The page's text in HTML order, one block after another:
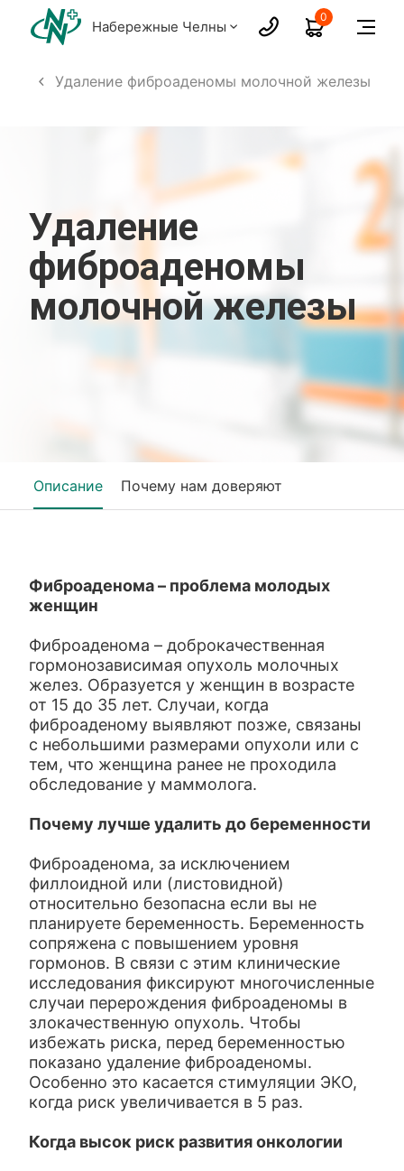
Набережные Челны
0
Удаление фиброаденомы молочной железы
Удаление
фиброаденомы
молочной железы
Описание Почему нам доверяют
Фиброаденома – проблема молодых
женщин
Фиброаденома – доброкачественная
гормонозависимая опухоль молочных
желез. Образуется у женщин в возрасте
от 15 до 35 лет. Случаи, когда
фиброаденому выявляют позже, связаны
с небольшими размерами опухоли или с
тем, что женщина ранее не проходила
обследование у маммолога.
Почему лучше удалить до беременности
Фиброаденома, за исключением
филлоидной или (листовидной)
относительно безопасна если вы не
планируете беременность. Беременность
сопряжена с повышением уровня
гормонов. В связи с этим клинические
исследования фиксируют многочисленные
случаи перерождения фиброаденомы в
злокачественную опухоль. Чтобы
избежать риска, перед беременностью
показано удаление фиброаденомы.
Особенно это касается стимуляции ЭКО,
когда риск увеличивается в 5 раз.
Когда высок риск развития онкологии